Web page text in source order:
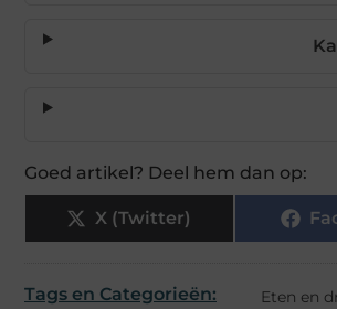
Goed artikel? Deel hem dan op:
X (Twitter)
Tags en Categorieën: Eten en